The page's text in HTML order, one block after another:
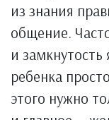
из знания
общение.
и замкнутость
ребенка
этого нужно